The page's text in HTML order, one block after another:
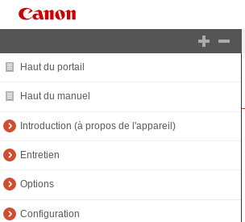
Haut du portail
Haut du manuel
Introduction (à propos de l'appareil)
Entretien
Options
Configuration